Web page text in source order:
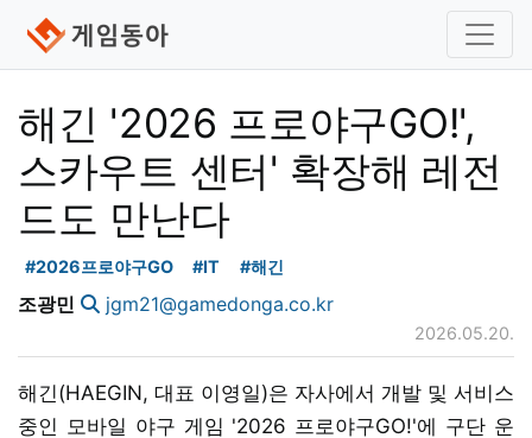
해긴 '2026 프로야구GO!',
스카우트 센터' 확장해 레전
드도 만난다
#2026프로야구GO #IT #해긴
조광민 jgm21@gamedonga.co.kr
2026.05.20.
해긴(HAEGIN, 대표 이영일)은 자사에서 개발 및 서비스
중인 모바일 야구 게임 '2026 프로야구GO!'에 구단 운